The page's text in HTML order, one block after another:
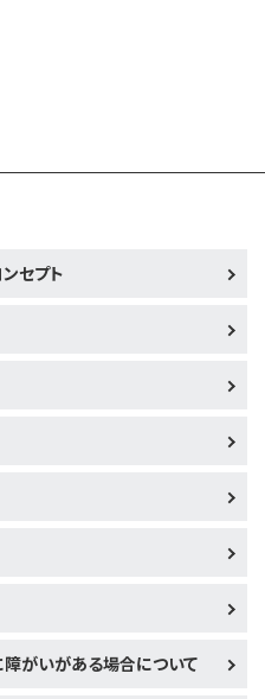
セプト
がいがある場合について